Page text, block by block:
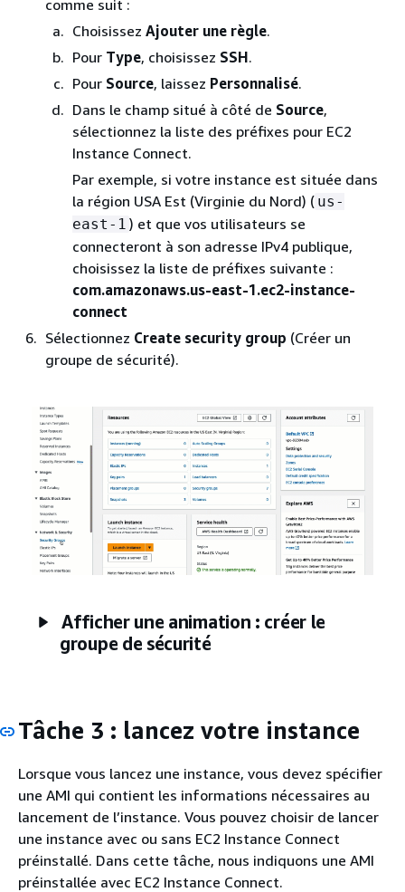
comme suit :
Choisissez Ajouter une règle.
Pour Type, choisissez SSH.
Pour Source, laissez Personnalisé.
Dans le champ situé à côté de Source,
sélectionnez la liste des préfixes pour EC2
Instance Connect.
Par exemple, si votre instance est située dans
la région USA Est (Virginie du Nord) ( us-
east-1 ) et que vos utilisateurs se
connecteront à son adresse IPv4 publique,
choisissez la liste de préfixes suivante :
com.amazonaws.us-east-1.ec2-instance-
connect
Sélectionnez Create security group (Créer un
groupe de sécurité).
Afficher une animation : créer le
groupe de sécurité
Tâche 3 : lancez votre instance
Lorsque vous lancez une instance, vous devez spécifier
une AMI qui contient les informations nécessaires au
lancement de l’instance. Vous pouvez choisir de lancer
une instance avec ou sans EC2 Instance Connect
préinstallé. Dans cette tâche, nous indiquons une AMI
préinstallée avec EC2 Instance Connect.